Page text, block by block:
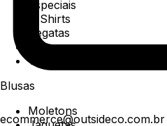
ecommerce@outsideco.com.br
Especiais
T-Shirts
Regatas
Polo
Ver todos
Blusas
Moletons